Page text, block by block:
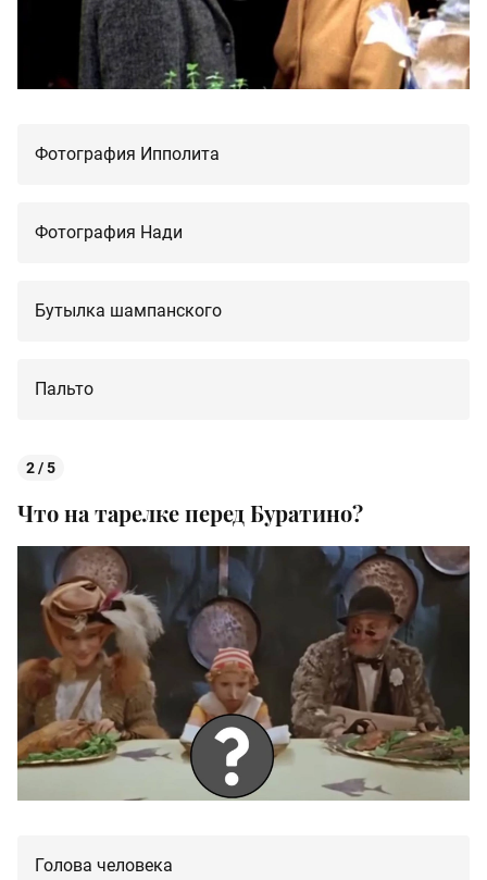
Фотография Ипполита
Фотография Нади
Бутылка шампанского
Пальто
2 / 5
Что на тарелке перед Буратино?
Голова человека